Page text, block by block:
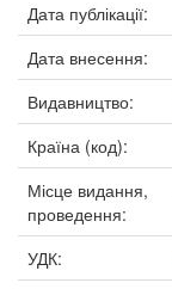
Дата публікації:
Дата внесення:
Видавництво:
Країна (код):
Місце видання,
проведення:
УДК: